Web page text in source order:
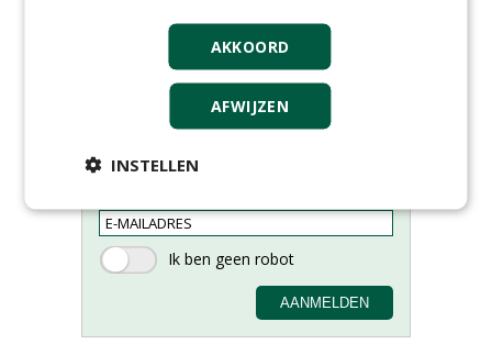
Meld je aan voor onze digitale
nieuwsbrief.
AKKOORD
AFWIJZEN
INSTELLEN